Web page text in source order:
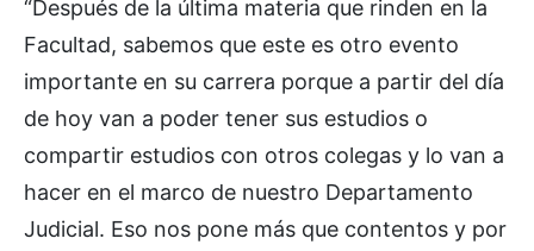
“Después de la última materia que rinden en la
Facultad, sabemos que este es otro evento
importante en su carrera porque a partir del día
de hoy van a poder tener sus estudios o
compartir estudios con otros colegas y lo van a
hacer en el marco de nuestro Departamento
Judicial. Eso nos pone más que contentos y por